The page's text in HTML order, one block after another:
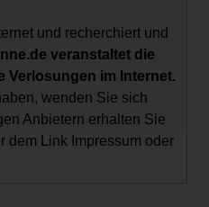
und recherchiert und
veranstaltet die
Verlosungen im Internet.
wenden Sie sich
Anbietern erhalten Sie
dem Link Impressum oder